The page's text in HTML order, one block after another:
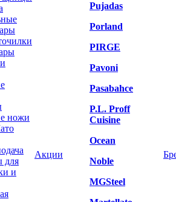
ножи
для
и
Акции
Pujadas
Porland
PIRGE
Pavoni
Pasabahce
P.L. Proff
Cuisine
Ocean
Noble
MGSteel